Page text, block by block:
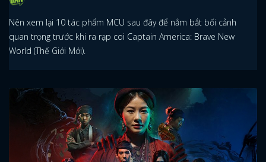
Nên xem lại 10 tác phẩm MCU sau đây để nắm bắt bối cảnh
quan trọng trước khi ra rạp coi Captain America: Brave New
World (Thế Giới Mới).